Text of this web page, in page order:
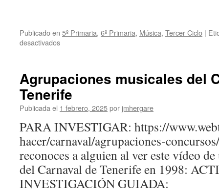
Publicado en 5º Primaria, 6º Primaria, Música, Tercer Ciclo |
desactivadosen
Agrupaciones musicales del
Tenerife
Publicada el 1 febrero, 2025por jmhergare
PARA INVESTIGAR: https://
hacer/carnaval/agrupaciones-
reconoces a alguien al ver este vídeo
del Carnaval de Tenerife en 1998:
INVESTIGACIÓN GUIADA: